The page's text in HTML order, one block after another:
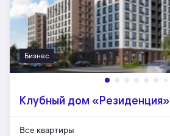
Бизнес
Клубный дом «Резиденция»
Все квартиры